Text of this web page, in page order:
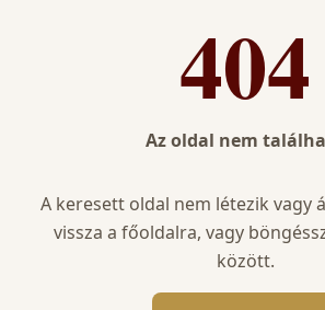
404
Az oldal nem
A keresett oldal nem létezik vagy
vissza a főoldalra, vagy
között.